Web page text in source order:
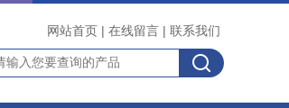
网站首页 | 在线留言 | 联系我们